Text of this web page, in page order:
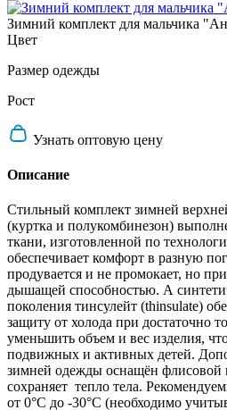
Зимний комплект для мальчика
Цвет
Размер одежды
Рост
Узнать оптовую цену
Описание
Стильный комплект зимней
(куртка и полукомбинезон)
ткани, изготовленной по
обеспечивает комфорт в разную
продувается и не промокает, но
дышащей способностью. А
поколения тинсулейт (thinsulate)
защиту от холода при достаточно
уменьшить объем и вес изделия,
подвижных и активных детей.
зимней одежды оснащён флисовой
сохраняет тепло тела.
от 0°С до -30°С (необходимо